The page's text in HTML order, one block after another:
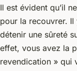
Il est évident qu’il
pour la recouvrer. Il
détenir une sûreté
effet, vous avez la
revendication » qui